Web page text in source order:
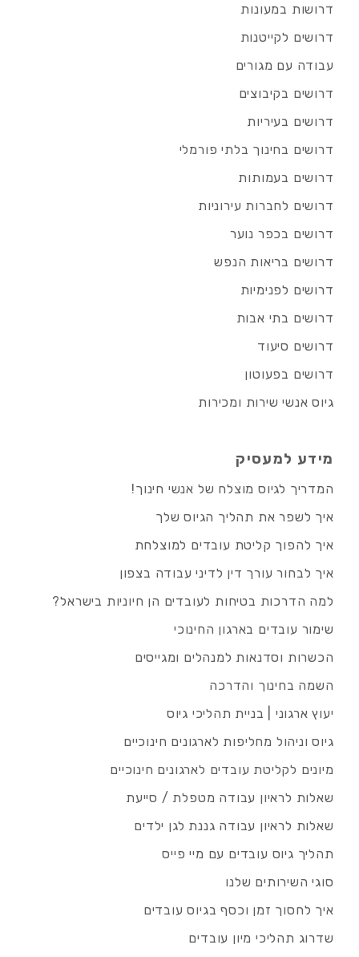
דרושות במעונות
דרושים לקייטנות
עבודה עם מגורים
דרושים בקיבוצים
דרושים בעיריות
דרושים בחינוך בלתי פורמלי
דרושים בעמותות
דרושים לחברות עירוניות
דרושים בכפר נוער
דרושים בריאות הנפש
דרושים לפנימיות
דרושים בתי אבות
דרושים סיעוד
דרושים בפעוטון
גיוס אנשי שירות ומכירות
מידע למעסיק
המדריך לגיוס מוצלח של אנשי חינוך!
איך לשפר את תהליך הגיוס שלך
איך להפוך קליטת עובדים למוצלחת
איך לבחור עורך דין לדיני עבודה בצפון
למה הדרכות בטיחות לעובדים הן חיוניות בישראל?
שימור עובדים בארגון החינוכי
הכשרות וסדנאות למנהלים ומגייסים
השמה בחינוך והדרכה
יעוץ ארגוני | בניית תהליכי גיוס
גיוס וניהול מחליפות לארגונים חינוכיים
מיונים לקליטת עובדים לארגונים חינוכיים
שאלות לראיון עבודה מטפלת / סייעת
שאלות לראיון עבודה גננת לגן ילדים
תהליך גיוס עובדים עם מיי פייס
סוגי השירותים שלנו
איך לחסוך זמן וכסף בגיוס עובדים
שדרוג תהליכי מיון עובדים